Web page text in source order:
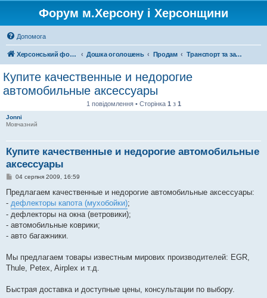
Форум м.Херсону і Херсонщини
Допомога
Херсонський форум Дошка оголошень Продам Транспорт та запчастини
Купите качественные и недорогие
автомобильные аксессуары
1 повідомлення • Сторінка 1 з 1
Jonni
Мовчазний
Купите качественные и недорогие автомобильные
аксессуары
П
в
д
о
м
л
е
н
я
04 серпня 2009, 16:59
Предлагаем качественные и недорогие автомобильные аксессуары:
- дефлекторы капота (мухобойки);
- дефлекторы на окна (ветровики);
- автомобильные коврики;
- авто багажники.
Мы предлагаем товары известным мирових производителей: EGR,
Thule, Petex, Airplex и т.д.
Быстрая доставка и доступные цены, консультации по выбору.